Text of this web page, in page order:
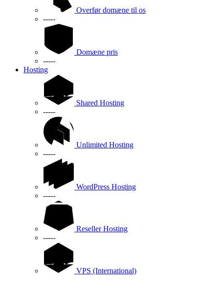
Overfør domæne til os
-----
Domæne pris
-----
Hosting
Shared Hosting
-----
Unlimited Hosting
-----
WordPress Hosting
-----
Reseller Hosting
-----
VPS (International)